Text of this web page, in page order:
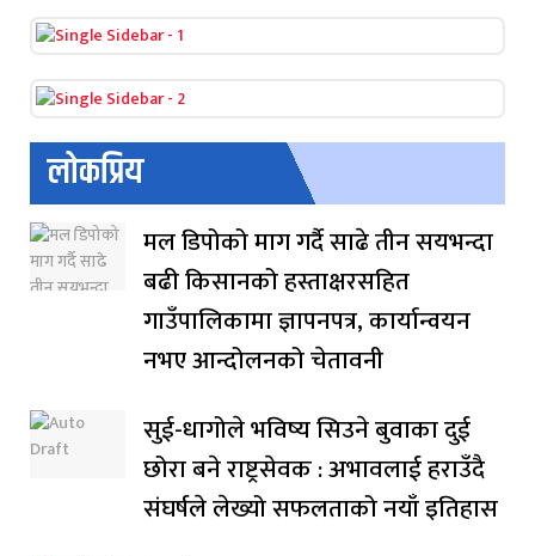
लोकप्रिय
मल डिपोको माग गर्दै साढे तीन सयभन्दा
बढी किसानको हस्ताक्षरसहित
गाउँपालिकामा ज्ञापनपत्र, कार्यान्वयन
नभए आन्दोलनको चेतावनी
सुई-धागोले भविष्य सिउने बुवाका दुई
छोरा बने राष्ट्रसेवक : अभावलाई हराउँदै
संघर्षले लेख्यो सफलताको नयाँ इतिहास